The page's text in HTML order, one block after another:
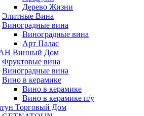
Дерево Жизни
Элитные Вина
Виноградные вина
Виноградные вина
Арт Палас
Винный Дом
Фруктовые вина
Виноградные вина
Вино в керамике
Вино в керамике
Вино в керамике п/у
Торговый Дом